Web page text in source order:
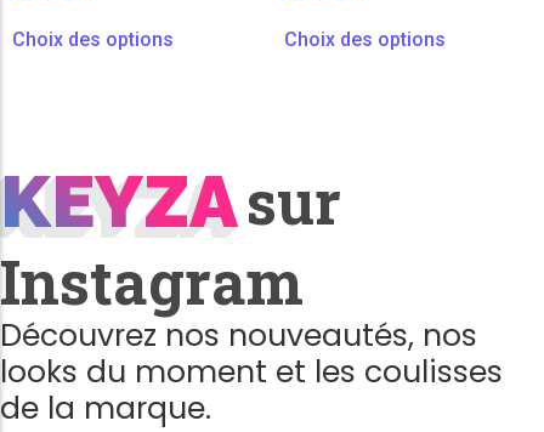
Choix des options Choix des options
KEYZA
KEYZAsur
Instagram
Découvrez nos nouveautés, nos
looks du moment et les coulisses
de la marque.